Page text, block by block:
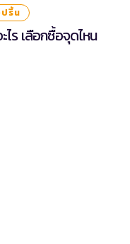
ริ้น
ไร เลือกซื้อจุดไหน